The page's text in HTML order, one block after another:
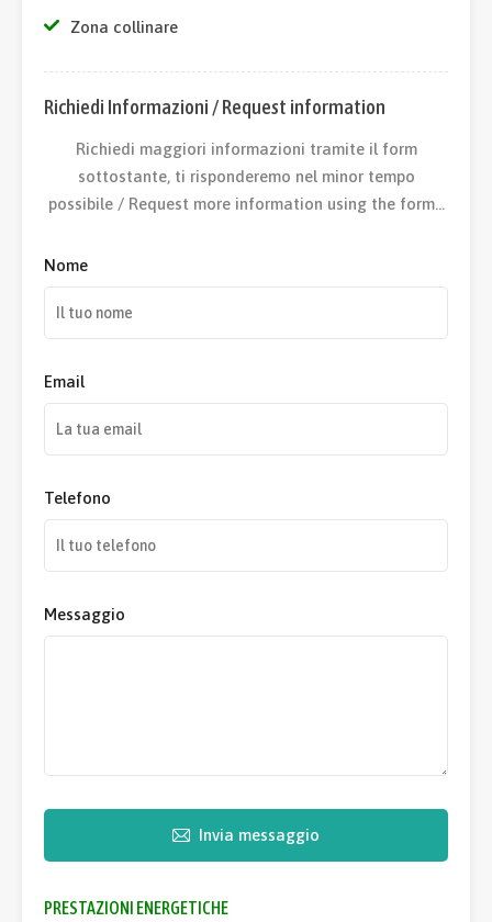
Zona collinare
Richiedi Informazioni / Request information
Richiedi maggiori informazioni tramite il form
sottostante, ti risponderemo nel minor tempo
possibile / Request more information using the form…
Nome
Email
Telefono
Messaggio
Invia messaggio
PRESTAZIONI ENERGETICHE